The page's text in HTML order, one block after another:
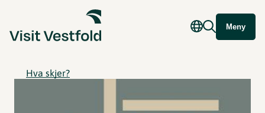
Meny
Hva skjer?